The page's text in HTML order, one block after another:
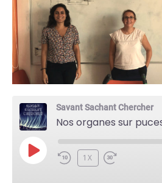
Savant Sachant Chercher
PLAY
EPISODE
1X